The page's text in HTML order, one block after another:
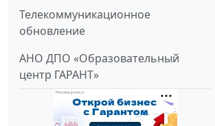
Телекоммуникационное
обновление
АНО ДПО «Образовательный
центр ГАРАНТ»